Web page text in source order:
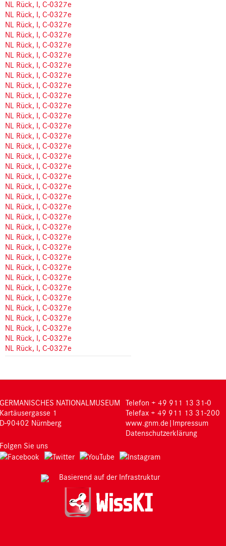
NL Rück, I, C-0327e
NL Rück, I, C-0327e
NL Rück, I, C-0327e
NL Rück, I, C-0327e
NL Rück, I, C-0327e
NL Rück, I, C-0327e
NL Rück, I, C-0327e
NL Rück, I, C-0327e
NL Rück, I, C-0327e
NL Rück, I, C-0327e
NL Rück, I, C-0327e
NL Rück, I, C-0327e
NL Rück, I, C-0327e
NL Rück, I, C-0327e
NL Rück, I, C-0327e
NL Rück, I, C-0327e
NL Rück, I, C-0327e
NL Rück, I, C-0327e
NL Rück, I, C-0327e
NL Rück, I, C-0327e
NL Rück, I, C-0327e
NL Rück, I, C-0327e
NL Rück, I, C-0327e
NL Rück, I, C-0327e
NL Rück, I, C-0327e
NL Rück, I, C-0327e
NL Rück, I, C-0327e
NL Rück, I, C-0327e
NL Rück, I, C-0327e
NL Rück, I, C-0327e
NL Rück, I, C-0327e
NL Rück, I, C-0327e
NL Rück, I, C-0327e
NL Rück, I, C-0327e
NL Rück, I, C-0327e
GERMANISCHES NATIONALMUSEUM
Kartäusergasse 1
D-90402 Nürnberg
Telefon + 49 911 13 31-0
Telefax + 49 911 13 31-200
www.gnm.de | Impressum
Datenschutzerklärung
Folgen Sie uns
Basierend auf der Infrastruktur